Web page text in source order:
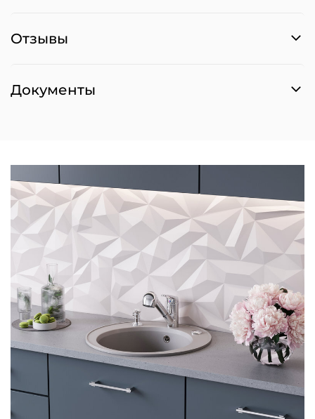
Отзывы
Документы